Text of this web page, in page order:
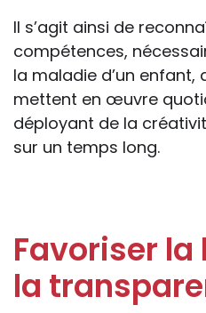
Il s’agit ainsi de
compétences,
la maladie d’un enfant,
mettent en œuvre
déployant de la
sur un temps long.
Favoriser
la